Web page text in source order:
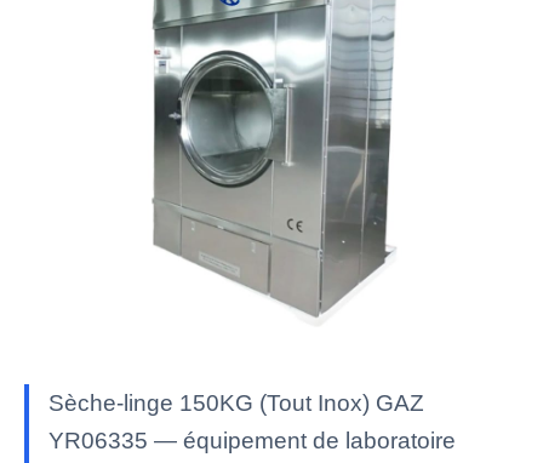
Sèche-linge 150KG (Tout Inox) GAZ
YR06335 — équipement de laboratoire